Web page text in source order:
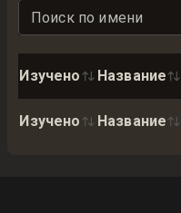
Поиск по имени
Изучено Название
Изучено Название